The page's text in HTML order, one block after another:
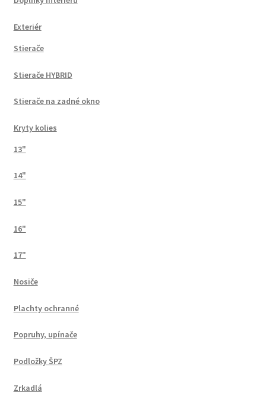
Exteriér
Stierače
Stierače HYBRID
Stierače na zadné okno
Kryty kolies
13"
14"
15"
16"
17"
Nosiče
Plachty ochranné
Popruhy, upínače
Podložky ŠPZ
Zrkadlá